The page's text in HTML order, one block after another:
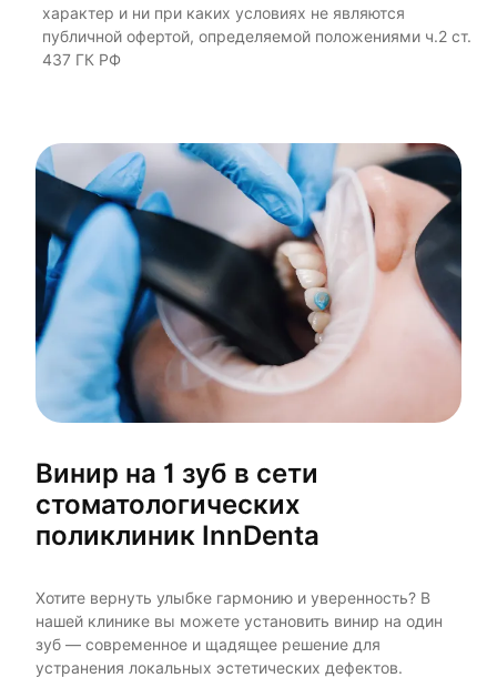
характер и ни при каких условиях не являются
публичной офертой, определяемой положениями ч.2 ст.
437 ГК РФ
Винир на 1 зуб в сети
стоматологических
поликлиник InnDenta
Хотите вернуть улыбке гармонию и уверенность? В
нашей клинике вы можете установить винир на один
зуб — современное и щадящее решение для
устранения локальных эстетических дефектов.